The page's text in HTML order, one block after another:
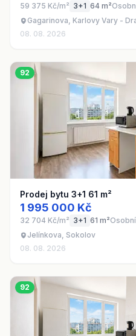
59 375 Kč/m² 3+1 64 m²
Gagarinova, Karlovy Vary -
08. 08. 2026
92
Prodej bytu 3+1 61 m²
1 995 000 Kč
32 704 Kč/m² 3+1 61 m²Osobní
Jelínkova, Sokolov
08. 08. 2026
92